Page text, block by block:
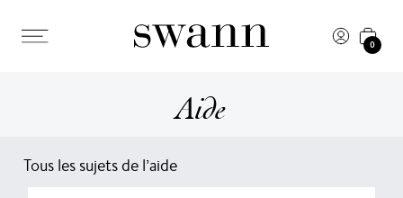
0
Aide
Tous les sujets de l’aide